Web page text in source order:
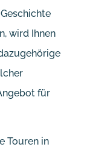
wird Ihnen
für
Touren in